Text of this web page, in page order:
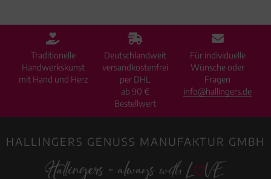
Traditionelle
Handwerkskunst
mit Hand und Herz
Deutschlandweit
versandkostenfrei
per DHL
ab 90 €
Bestellwert
Für individuelle
Wünsche oder
Fragen
info@hallingers.de
HALLINGERS GENUSS MANUFAKTUR GMBH